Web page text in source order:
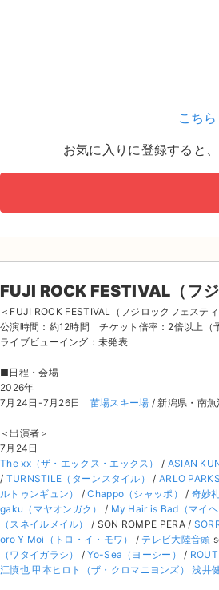
こちら
お気に入りに登録すると
FUJI ROCK FESTIVAL（フ
＜FUJI ROCK FESTIVAL（フジロックフェステ
公演時間：約12時間 チケット倍率：2倍以上
ライブビューイング：未発表
■日程・会場
2026年
7月24日-7月26日 苗場スキー場 / 新潟県・南
＜出演者＞
7月24日
The xx（ザ・エックス・エックス）
/ ASIAN
/ TURNSTILE（ターンスタイル） / ARLO
ルトゥンギュン）
/Chappo（シャッポ） / 奇妙
gaku（マヤオンガク）
/ My Hair is Bad（マイヘ
（スネイルメイル）
/ SON ROMPE PERA /
oro Y Moi（トロ・イ・モワ）
/ テレビ大陸音頭
（ワタイガラシ）
/Yo-Sea（ヨーシー） /
江慎也 甲本ヒロト（ザ・クロマニヨンズ） 浅井